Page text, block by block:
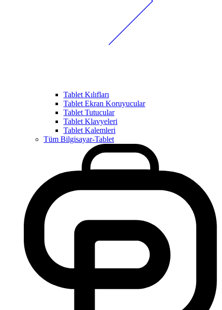
Tablet Kılıfları
Tablet Ekran Koruyucular
Tablet Tutucular
Tablet Klavyeleri
Tablet Kalemleri
Tüm Bilgisayar-Tablet